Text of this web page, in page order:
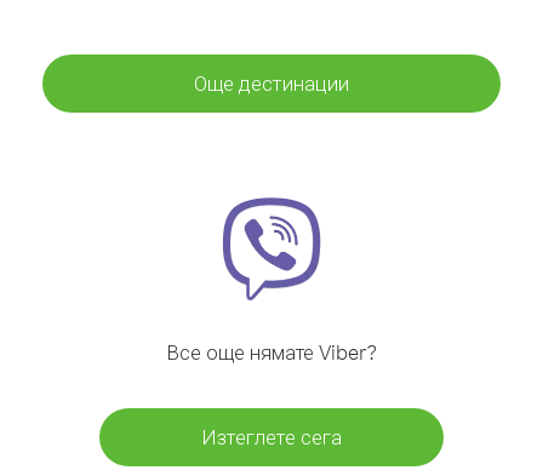
Още дестинации
Все още нямате Viber?
Изтеглете сега